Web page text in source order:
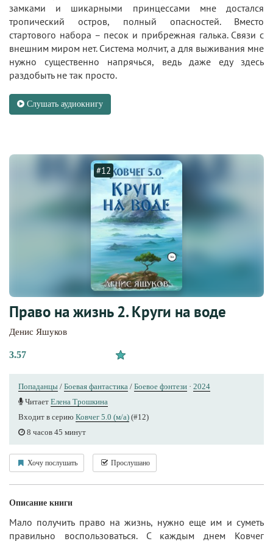
замками и шикарными принцессами мне достался
тропический остров, полный опасностей. Вместо
стартового набора – песок и прибрежная галька. Связи с
внешним миром нет. Система молчит, а для выживания мне
нужно существенно напрячься, ведь даже еду здесь
раздобыть не так просто.
Слушать аудиокнигу
#12
Право на жизнь 2. Круги на воде
Денис Яшуков
3.57
Попаданцы / Боевая фантастика / Боевое фэнтези · 2024
Читает Елена Трошкина
Входит в серию Ковчег 5.0 (м/а) (#12)
8 часов 45 минут
Хочу послушать Прослушано
Описание книги
Мало получить право на жизнь, нужно еще им и суметь
правильно воспользоваться. С каждым днем Ковчег